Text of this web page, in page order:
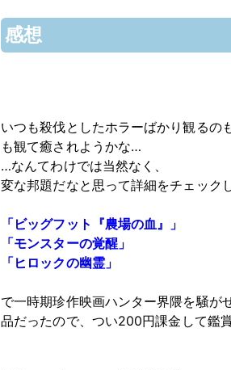
感想
いつも殺伐としたホラーばかり観るの
も観て癒されようかな…
…なんてわけでは当然なく、
変な邦題だなと思って詳細をチェック
「ビッグフット『農場の血』」
「モンスターの覚醒」
「ヒロックの幽霊」
で一時期珍作映画ハンター界隈を騒が
品だったので、つい200円課金して鑑